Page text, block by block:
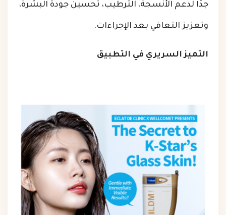
جدًا لدعم الأنسجة، الترطيب، تحسين جودة البشرة،
وتعزيز التعافي بعد الإجراءات.
التميز السريري في التطبيق